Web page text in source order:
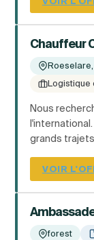
Chauffeur
Logistique
Nous
grands
VOIR
forest